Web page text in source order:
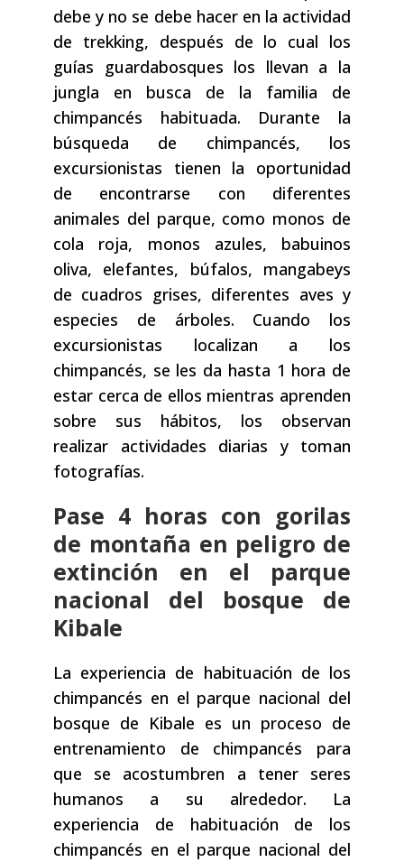
debe y no se debe hacer en la actividad
de trekking, después de lo cual los
guías guardabosques los llevan a la
jungla en busca de la familia de
chimpancés habituada. Durante la
búsqueda de chimpancés, los
excursionistas tienen la oportunidad
de encontrarse con diferentes
animales del parque, como monos de
cola roja, monos azules, babuinos
oliva, elefantes, búfalos, mangabeys
de cuadros grises, diferentes aves y
especies de árboles. Cuando los
excursionistas localizan a los
chimpancés, se les da hasta 1 hora de
estar cerca de ellos mientras aprenden
sobre sus hábitos, los observan
realizar actividades diarias y toman
fotografías.
Pase 4 horas con gorilas
de montaña en peligro de
extinción en el parque
nacional del bosque de
Kibale
La experiencia de habituación de los
chimpancés en el parque nacional del
bosque de Kibale es un proceso de
entrenamiento de chimpancés para
que se acostumbren a tener seres
humanos a su alrededor. La
experiencia de habituación de los
chimpancés en el parque nacional del